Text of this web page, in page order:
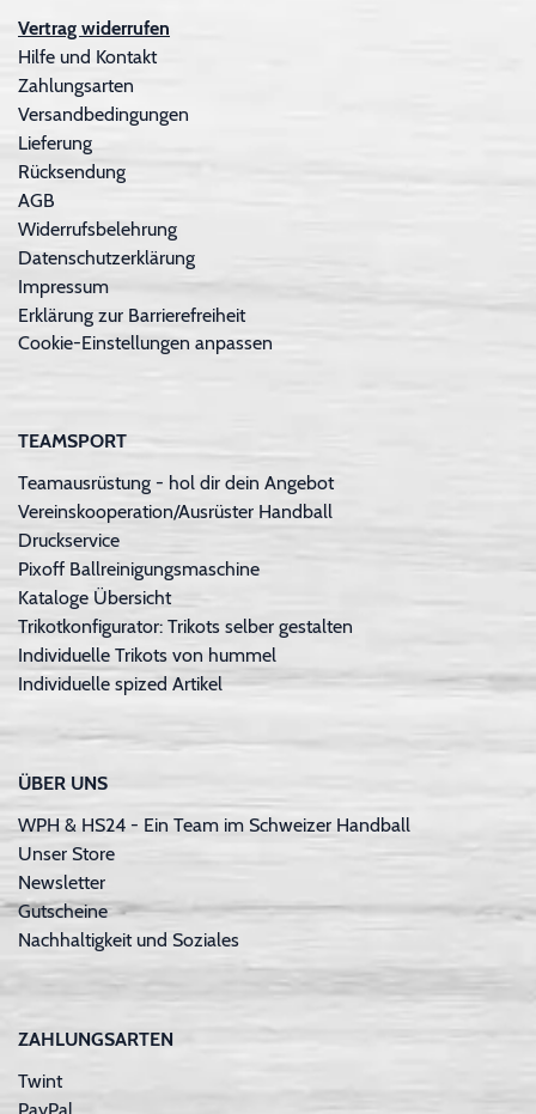
Vertrag widerrufen
Hilfe und Kontakt
Zahlungsarten
Versandbedingungen
Lieferung
Rücksendung
AGB
Widerrufsbelehrung
Datenschutzerklärung
Impressum
Erklärung zur Barrierefreiheit
Cookie-Einstellungen anpassen
TEAMSPORT
Teamausrüstung - hol dir dein Angebot
Vereinskooperation/Ausrüster Handball
Druckservice
Pixoff Ballreinigungsmaschine
Kataloge Übersicht
Trikotkonfigurator: Trikots selber gestalten
Individuelle Trikots von hummel
Individuelle spized Artikel
ÜBER UNS
WPH & HS24 - Ein Team im Schweizer Handball
Unser Store
Newsletter
Gutscheine
Nachhaltigkeit und Soziales
ZAHLUNGSARTEN
Twint